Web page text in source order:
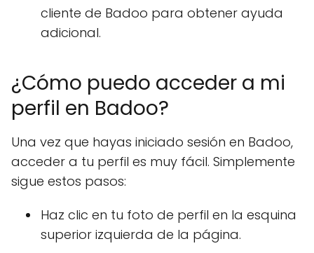
cliente de Badoo para obtener ayuda
adicional.
¿Cómo puedo acceder a mi
perfil en Badoo?
Una vez que hayas iniciado sesión en Badoo,
acceder a tu perfil es muy fácil. Simplemente
sigue estos pasos:
Haz clic en tu foto de perfil en la esquina
superior izquierda de la página.